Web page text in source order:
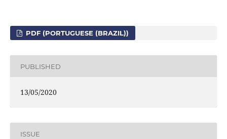
PDF (PORTUGUESE (BRAZIL))
PUBLISHED
13/05/2020
ISSUE